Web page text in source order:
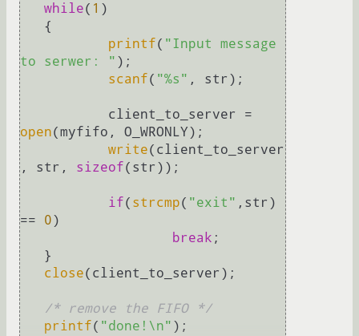
while( 1 )
printf( "Input message
to serwer: " );
scanf( "%s" , str);
open(myfifo, O_WRONLY);
write(client_to_server
, str, sizeof(str));
if( strcmp( "exit" ,str)
== 0)
break ;
close(client_to_server);
/* remove the FIFO */
printf( "done!\n" );